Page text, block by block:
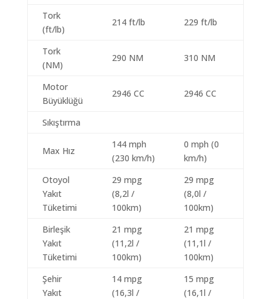
Tork
(ft/lb)
214 ft/lb 229 ft/lb
Tork
(NM)
290 NM 310 NM
Motor
Büyüklüğü
2946 CC 2946 CC
Sıkıştırma
Max Hız
144 mph
(230 km/h)
0 mph (0
km/h)
Otoyol
Yakıt
Tüketimi
29 mpg
(8,2l /
100km)
29 mpg
(8,0l /
100km)
Birleşik
Yakıt
Tüketimi
21 mpg
(11,2l /
100km)
21 mpg
(11,1l /
100km)
Şehir
Yakıt
14 mpg
(16,3l /
15 mpg
(16,1l /